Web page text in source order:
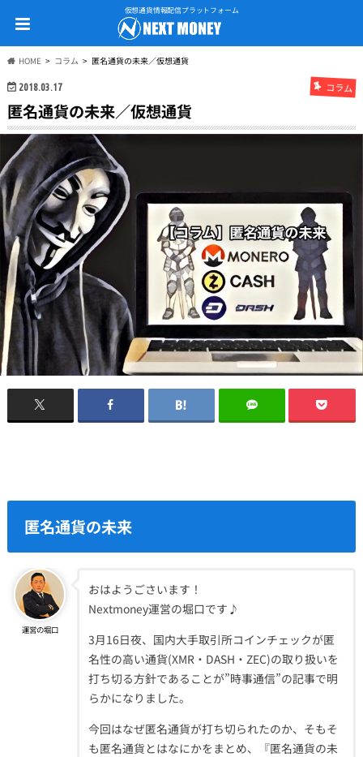
仮想通貨情報配信プラットフォーム
HOME コラム 匿名通貨の未来／仮想通貨
2018.03.17 コラム
匿名通貨の未来／仮想通貨
匿名通貨の未来
運営の堀口
おはようごさいます！
Nextmoney運営の堀口です♪
3月16日夜、国内大手取引所コインチェックが匿
名性の高い通貨(XMR・DASH・ZEC)の取り扱いを
打ち切る方針であることが”時事通信”の記事で明
らかになりました。
今回はなぜ匿名通貨が打ち切られたのか、そもそ
も匿名通貨とはなにかをまとめ、『匿名通貨の未